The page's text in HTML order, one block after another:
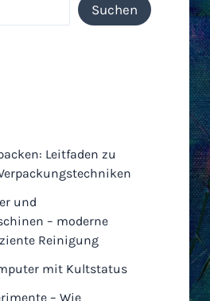
Suchen
Leitfaden zu
und
– moderne
Reinigung
mit Kultstatus
– Wie